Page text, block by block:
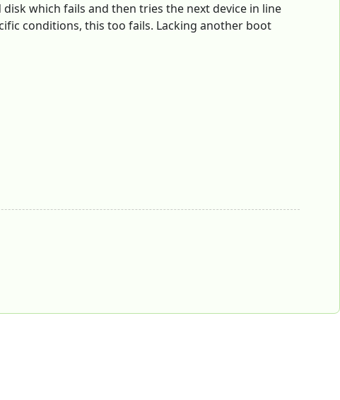
which fails and then tries the next device in line
conditions, this too fails. Lacking another boot